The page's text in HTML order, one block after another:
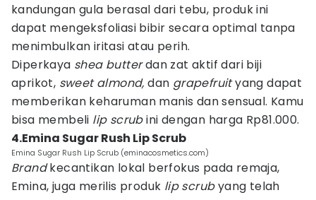
kandungan gula berasal dari tebu, produk ini
dapat mengeksfoliasi bibir secara optimal tanpa
menimbulkan iritasi atau perih.
Diperkaya shea butterdan zat aktif dari biji
aprikot, sweet almond, dan grapefruityang dapat
memberikan keharuman manis dan sensual. Kamu
bisa membeli lip scrubini dengan harga Rp81.000.
4.Emina Sugar Rush Lip Scrub
Emina Sugar Rush Lip Scrub (eminacosmetics.com)
Brandkecantikan lokal berfokus pada remaja,
Emina, juga merilis produk lip scrubyang telah